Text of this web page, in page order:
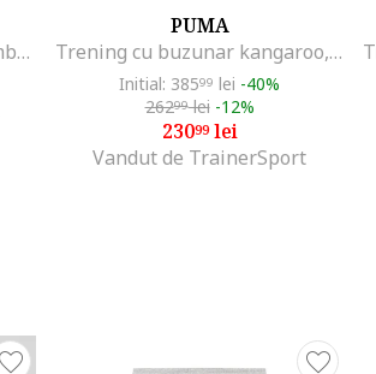
Trening din amestec de bumbac cu logo, Negru
PUMA
Trening cu buzunar kangaroo, Alb/Negru
Initial: 38599 lei -40%
26299lei -12%
23099lei
Vandut de TrainerSport